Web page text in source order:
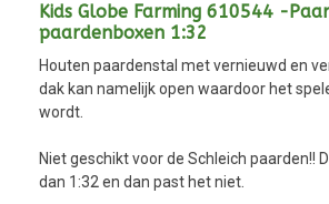
Kids Globe Farming 610544 -
paardenboxen 1:32
Houten paardenstal met vernieuwd en
dak kan namelijk open waardoor het
wordt.
Niet geschikt voor de Schleich paarden!!
dan 1:32 en dan past het niet.